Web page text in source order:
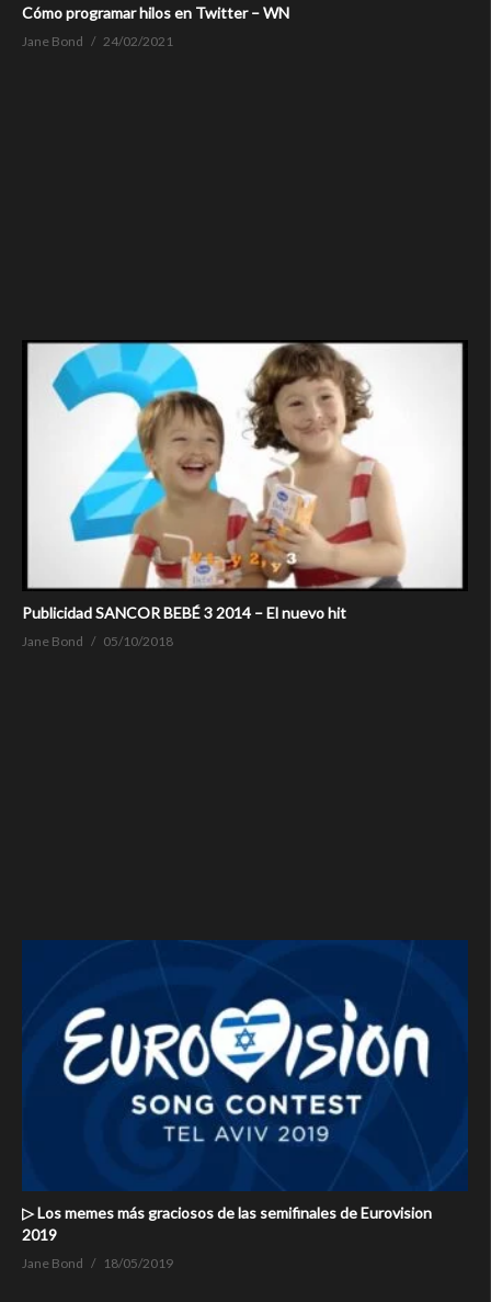
Cómo programar hilos en Twitter – WN
Jane Bond 24/02/2021
Publicidad SANCOR BEBÉ 3 2014 – El nuevo hit
Jane Bond 05/10/2018
▷ Los memes más graciosos de las semifinales de Eurovision
2019
Jane Bond 18/05/2019